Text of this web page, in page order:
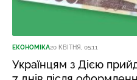
ЕКОНОМІКА20 КВІТНЯ, 05:11
Українцям з Дією